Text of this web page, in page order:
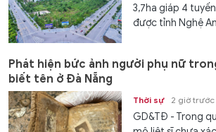
3,7ha giáp 4
được tỉnh Nghệ
Phát hiện bức ảnh người phụ nữ
biết tên ở Đà Nẵng
Thời sự 2 giờ trước
GD&TĐ - Trong